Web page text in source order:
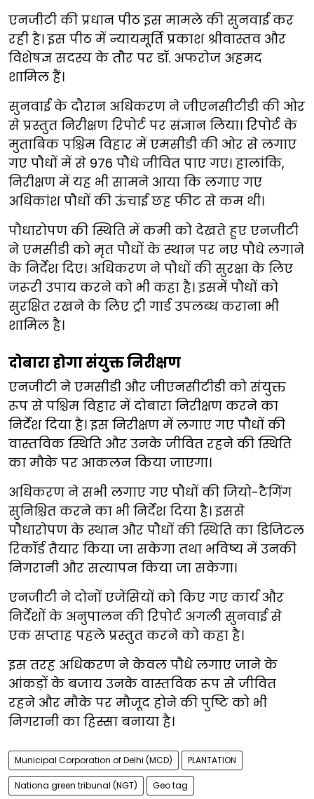
एनजीटी की प्रधान पीठ इस मामले की सुनवाई कर
रही है। इस पीठ में न्यायमूर्ति प्रकाश श्रीवास्तव और
विशेषज्ञ सदस्य के तौर पर डॉ. अफरोज अहमद
शामिल हैं।
सुनवाई के दौरान अधिकरण ने जीएनसीटीडी की ओर
से प्रस्तुत निरीक्षण रिपोर्ट पर संज्ञान लिया। रिपोर्ट के
मुताबिक पश्चिम विहार में एमसीडी की ओर से लगाए
गए पौधों में से 976 पौधे जीवित पाए गए। हालांकि,
निरीक्षण में यह भी सामने आया कि लगाए गए
अधिकांश पौधों की ऊंचाई छह फीट से कम थी।
पौधारोपण की स्थिति में कमी को देखते हुए एनजीटी
ने एमसीडी को मृत पौधों के स्थान पर नए पौधे लगाने
के निर्देश दिए। अधिकरण ने पौधों की सुरक्षा के लिए
जरूरी उपाय करने को भी कहा है। इसमें पौधों को
सुरक्षित रखने के लिए ट्री गार्ड उपलब्ध कराना भी
शामिल है।
दोबारा होगा संयुक्त निरीक्षण
एनजीटी ने एमसीडी और जीएनसीटीडी को संयुक्त
रूप से पश्चिम विहार में दोबारा निरीक्षण करने का
निर्देश दिया है। इस निरीक्षण में लगाए गए पौधों की
वास्तविक स्थिति और उनके जीवित रहने की स्थिति
का मौके पर आकलन किया जाएगा।
अधिकरण ने सभी लगाए गए पौधों की जियो-टैगिंग
सुनिश्चित करने का भी निर्देश दिया है। इससे
पौधारोपण के स्थान और पौधों की स्थिति का डिजिटल
रिकॉर्ड तैयार किया जा सकेगा तथा भविष्य में उनकी
निगरानी और सत्यापन किया जा सकेगा।
एनजीटी ने दोनों एजेंसियों को किए गए कार्य और
निर्देशों के अनुपालन की रिपोर्ट अगली सुनवाई से
एक सप्ताह पहले प्रस्तुत करने को कहा है।
इस तरह अधिकरण ने केवल पौधे लगाए जाने के
आंकड़ों के बजाय उनके वास्तविक रूप से जीवित
रहने और मौके पर मौजूद होने की पुष्टि को भी
निगरानी का हिस्सा बनाया है।
Municipal Corporation of Delhi (MCD) PLANTATION
Nationa green tribunal (NGT) Geo tag